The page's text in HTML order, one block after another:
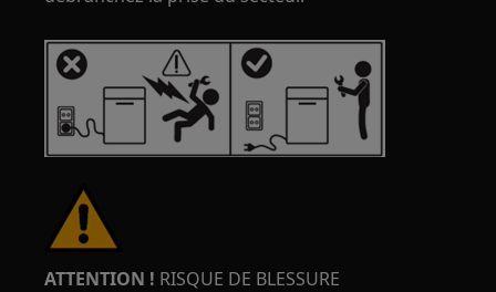
ATTENTION ! RISQUE DE BLESSURE